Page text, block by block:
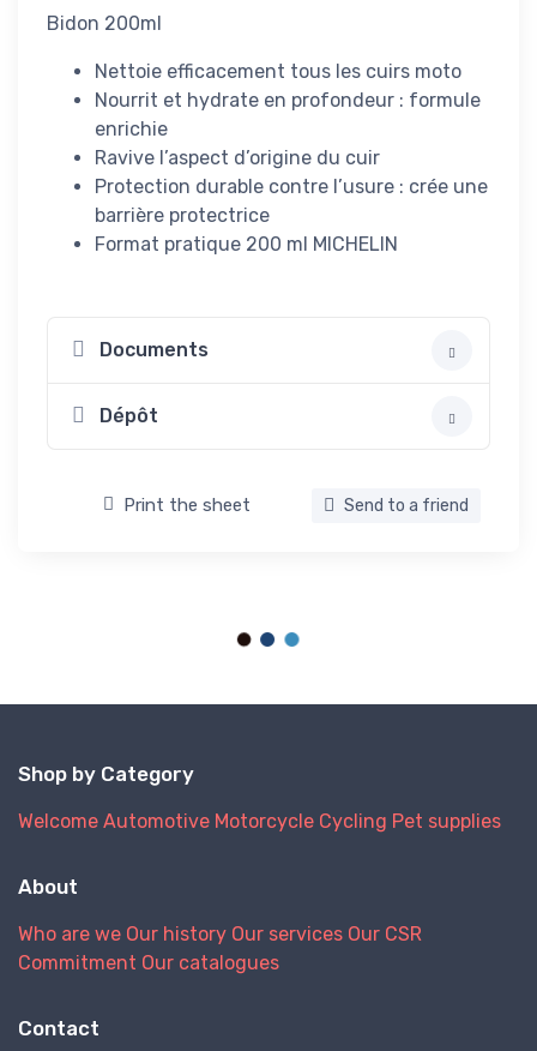
Bidon 200ml
Nettoie efficacement tous les cuirs moto
Nourrit et hydrate en profondeur : formule
enrichie
Ravive l’aspect d’origine du cuir
Protection durable contre l’usure : crée une
barrière protectrice
Format pratique 200 ml MICHELIN
Documents
Dépôt
Print the sheet Send to a friend
Shop by Category
Welcome Automotive Motorcycle Cycling Pet supplies
About
Who are we Our history Our services Our CSR
Commitment Our catalogues
Contact